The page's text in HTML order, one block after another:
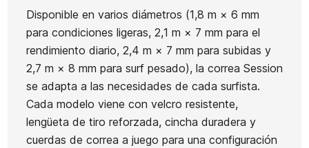
Disponible en varios diámetros (1,8 m × 6 mm
para condiciones ligeras, 2,1 m × 7 mm para el
rendimiento diario, 2,4 m × 7 mm para subidas y
2,7 m × 8 mm para surf pesado), la correa Session
se adapta a las necesidades de cada surfista.
Cada modelo viene con velcro resistente,
lengüeta de tiro reforzada, cincha duradera y
cuerdas de correa a juego para una configuración